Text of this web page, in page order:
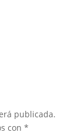
publicada.
con *